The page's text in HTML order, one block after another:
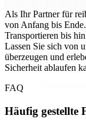
Als Ihr Partner für
von Anfang bis
Transportieren bis
Lassen Sie sich von
überzeugen und
Sicherheit ablaufen
FAQ
Häufig gestellte